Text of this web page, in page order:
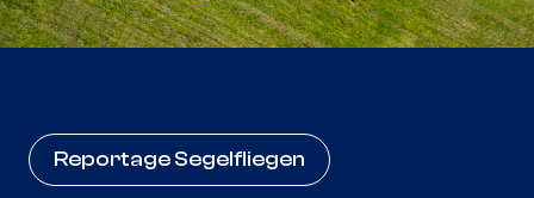
Reportage Segelfliegen